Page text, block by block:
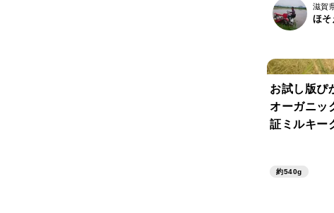
滋賀
ほそ
お試し版ぴ
オーガニッ
証ミルキー
約540g